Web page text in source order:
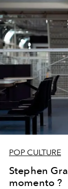
POP CULTURE
Stephen
momento ?